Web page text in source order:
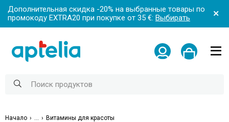
Дополнительная скидка -20% на выбранные товары по
промокоду EXTRA20 при покупке от 35 €: Выбирать
Начало Витамины для красоты